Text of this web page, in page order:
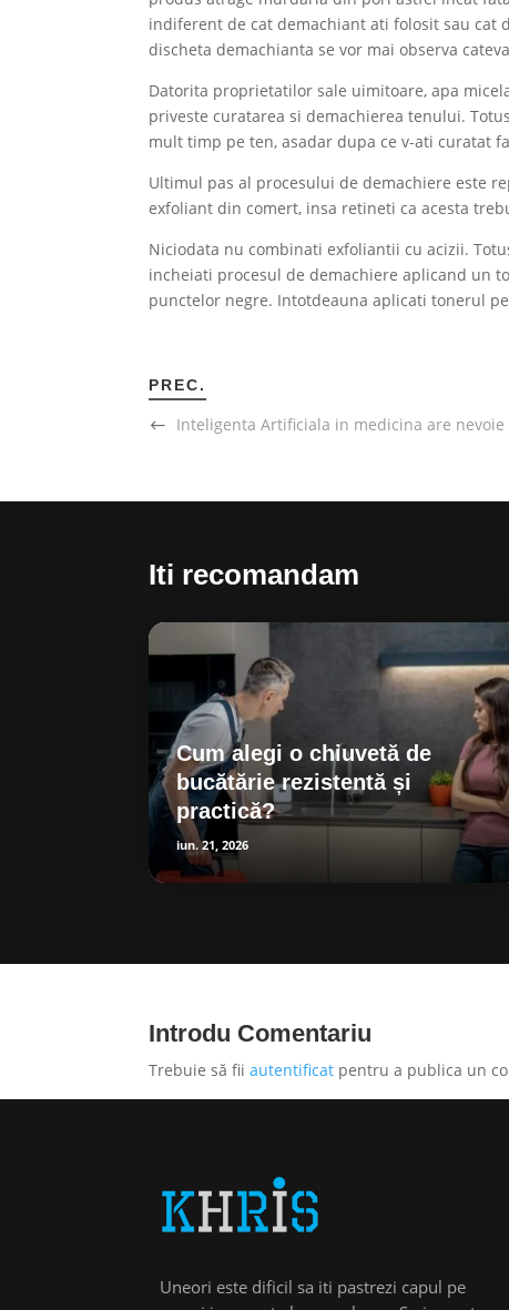
indiferent de cat demachiant ati folosit sau cat
discheta demachianta se vor mai observa
Datorita proprietatilor sale uimitoare, apa
priveste curatarea si demachierea tenului.
mult timp pe ten, asadar dupa ce v-ati curatat
Ultimul pas al procesului de demachiere este
exfoliant din comert, insa retineti ca acesta
Niciodata nu combinati exfoliantii cu acizii.
incheiati procesul de demachiere aplicand un
punctelor negre. Intotdeauna aplicati tonerul
PREC.
Inteligenta Artificiala in medicina are nevoie
Iti recomandam
Cum alegi o chiuvetă de
bucătărie rezistentă și
practică?
iun. 21, 2026
Introdu Comentariu
Trebuie să fiiautentificat pentru a publica un
Uneori este dificil sa iti pastrezi capul pe